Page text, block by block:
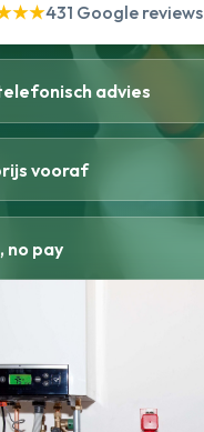
431 Google reviews
advies
vooraf
no pay